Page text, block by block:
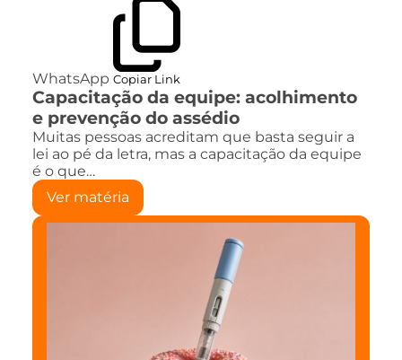
WhatsApp Copiar Link
Capacitação da equipe: acolhimento
e prevenção do assédio
Muitas pessoas acreditam que basta seguir a
lei ao pé da letra, mas a capacitação da equipe
é o que…
Ver matéria